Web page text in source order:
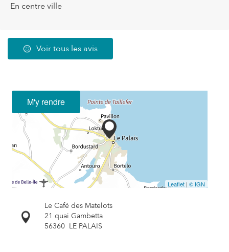
En centre ville
Voir tous les avis
M'y rendre
Leaflet | © IGN
Le Café des Matelots
21 quai Gambetta
56360 LE PALAIS